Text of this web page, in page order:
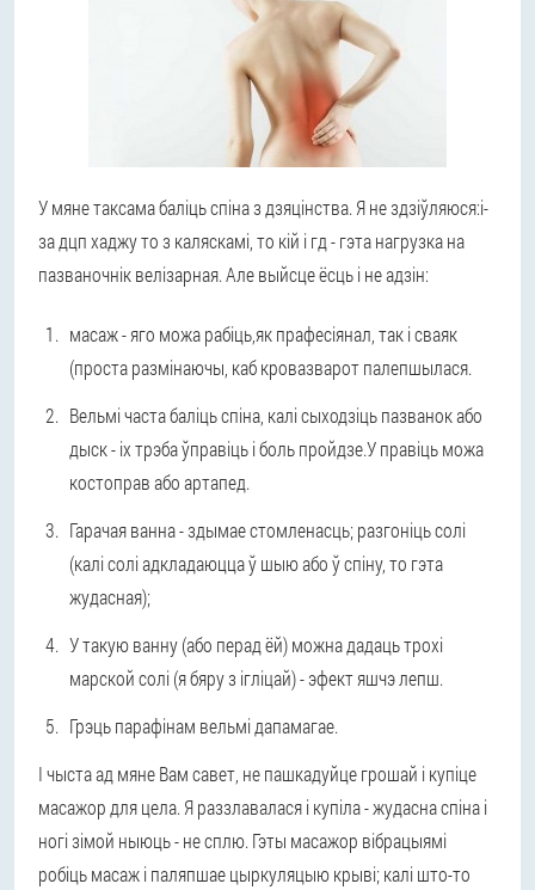
У мяне таксама баліць спіна з дзяцінства. Я не здзіўляюся:і-
за дцп хаджу то з каляскамі, то кій і гд - гэта нагрузка на
пазваночнік велізарная. Але выйсце ёсць і не адзін:
масаж - яго можа рабіць,як прафесіянал, так і сваяк
(проста размінаючы, каб кровазварот палепшылася.
Вельмі часта баліць спіна, калі сыходзіць пазванок або
дыск - іх трэба ўправіць і боль пройдзе.У правіць можа
костоправ або артапед.
Гарачая ванна - здымае стомленасць; разгоніць солі
(калі солі адкладаюцца ў шыю або ў спіну, то гэта
жудасная);
У такую ванну (або перад ёй) можна дадаць трохі
марской солі (я бяру з ігліцай) - эфект яшчэ лепш.
Грэць парафінам вельмі дапамагае.
І чыста ад мяне Вам савет, не пашкадуйце грошай і купіце
масажор для цела. Я раззлавалася і купіла - жудасна спіна і
ногі зімой ныюць - не сплю. Гэты масажор вібрацыямі
робіць масаж і паляпшае цыркуляцыю крыві; калі што-то